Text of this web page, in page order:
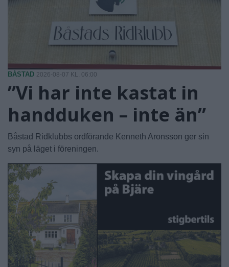
BÅSTAD 2026-08-07 KL. 06:00
”Vi har inte kastat in
handduken – inte än”
Båstad Ridklubbs ordförande Kenneth Aronsson ger sin
syn på läget i föreningen.